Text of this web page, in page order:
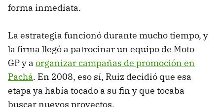
forma inmediata.
La estrategia funcionó durante mucho tiempo, y
la firma llegó a patrocinar un equipo de Moto
GP y a organizar campañas de promoción en
Pachá. En 2008, eso sí, Ruiz decidió que esa
etapa ya había tocado a su fin y que tocaba
buscar nuevos proyectos.